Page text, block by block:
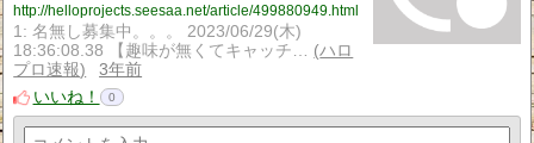
http://helloprojects.seesaa.net/article/499880949.html
1: 名無し募集中。。。 2023/06/29(木)
18:36:08.38 【趣味が無くてキャッチ…
ハロ
プロ速報
3年前
いいね！
0